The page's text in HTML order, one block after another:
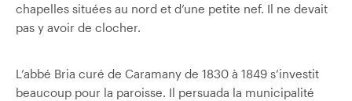
chapelles situées au nord et d’une petite nef. Il ne devait
pas y avoir de clocher.
L’abbé Bria curé de Caramany de 1830 à 1849 s’investit
beaucoup pour la paroisse. Il persuada la municipalité